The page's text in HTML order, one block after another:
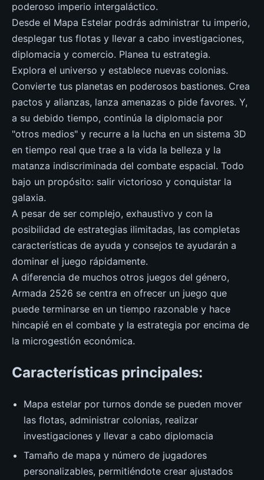
poderoso imperio intergaláctico.
Desde el Mapa Estelar podrás administrar tu imperio,
desplegar tus flotas y llevar a cabo investigaciones,
diplomacia y comercio. Planea tu estrategia.
Explora el universo y establece nuevas colonias.
Convierte tus planetas en poderosos bastiones. Crea
pactos y alianzas, lanza amenazas o pide favores. Y,
a su debido tiempo, continúa la diplomacia por
"otros medios" y recurre a la lucha en un sistema 3D
en tiempo real que trae a la vida la belleza y la
matanza indiscriminada del combate espacial. Todo
bajo un propósito: salir victorioso y conquistar la
galaxia.
A pesar de ser complejo, exhaustivo y con la
posibilidad de estrategias ilimitadas, las completas
características de ayuda y consejos te ayudarán a
dominar el juego rápidamente.
A diferencia de muchos otros juegos del género,
Armada 2526 se centra en ofrecer un juego que
puede terminarse en un tiempo razonable y hace
hincapié en el combate y la estrategia por encima de
la microgestión económica.
Características principales:
Mapa estelar por turnos donde se pueden mover
las flotas, administrar colonias, realizar
investigaciones y llevar a cabo diplomacia
Tamaño de mapa y número de jugadores
personalizables, permitiéndote crear ajustados